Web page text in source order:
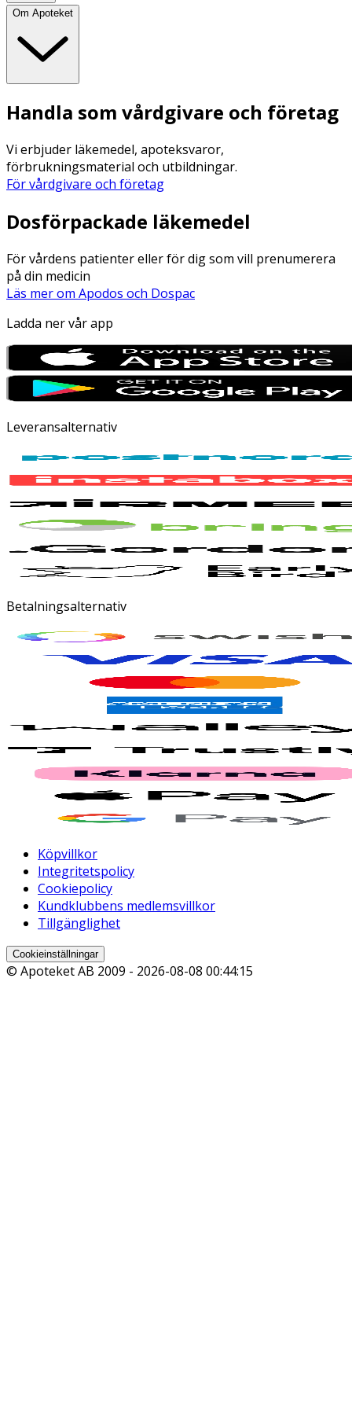
Om Apoteket
Handla som vårdgivare och företag
Vi erbjuder läkemedel, apoteksvaror,
förbrukningsmaterial och utbildningar.
För vårdgivare och företag
Dosförpackade läkemedel
För vårdens patienter eller för dig som vill prenumerera
på din medicin
Läs mer om Apodos och Dospac
Ladda ner vår app
Leveransalternativ
Betalningsalternativ
Köpvillkor
Integritetspolicy
Cookiepolicy
Kundklubbens medlemsvillkor
Tillgänglighet
Cookieinställningar
© Apoteket AB 2009 - 2026-08-08 00:44:15